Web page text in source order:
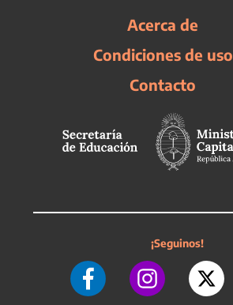
Acerca de
Condiciones de uso
Contacto
¡Seguinos!